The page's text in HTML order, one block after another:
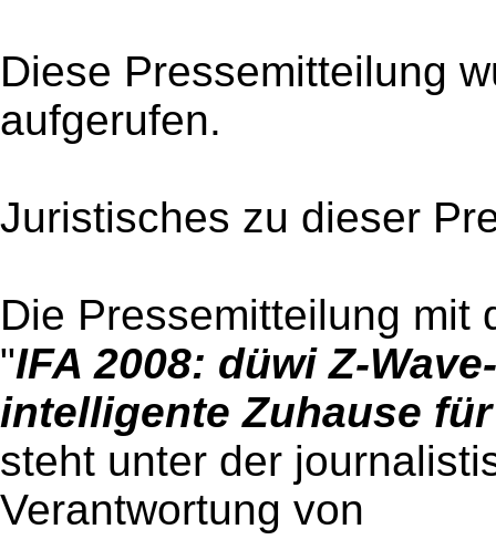
Diese Pressemitteilung
aufgerufen.
Juristisches zu dieser
Die Pressemitteilung mit
"IFA 2008: düwi Z-
intelligente Zuhause
steht unter der
Verantwortung von